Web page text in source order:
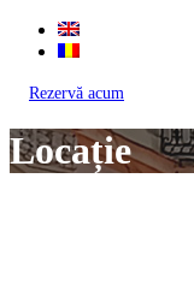
Rezervă acum
Locație